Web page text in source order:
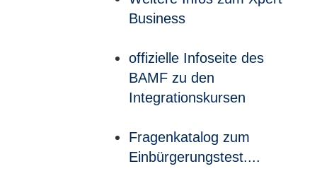
Business
offizielle Infoseite des
BAMF zu den
Integrationskursen
Fragenkatalog zum
Einbürgerungstest....